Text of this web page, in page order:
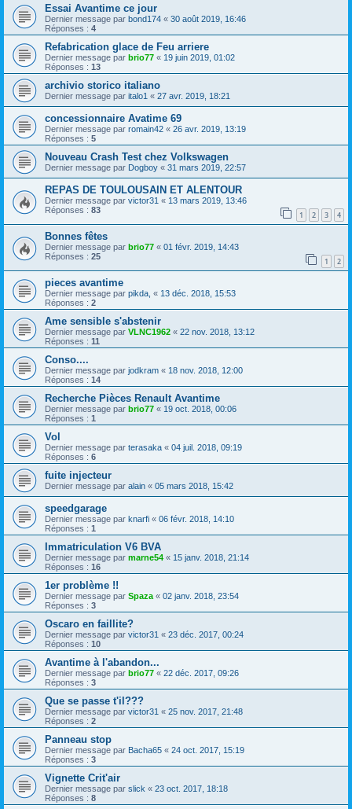
Essai Avantime ce jour
Dernier message par bond174 « 30 août 2019, 16:46
Réponses : 4
Refabrication glace de Feu arriere
Dernier message par brio77 « 19 juin 2019, 01:02
Réponses : 13
archivio storico italiano
Dernier message par italo1 « 27 avr. 2019, 18:21
concessionnaire Avatime 69
Dernier message par romain42 « 26 avr. 2019, 13:19
Réponses : 5
Nouveau Crash Test chez Volkswagen
Dernier message par Dogboy « 31 mars 2019, 22:57
REPAS DE TOULOUSAIN ET ALENTOUR
Dernier message par victor31 « 13 mars 2019, 13:46
Réponses : 83 1 2 3 4
Bonnes fêtes
Dernier message par brio77 « 01 févr. 2019, 14:43
Réponses : 25 1 2
pieces avantime
Dernier message par pikda, « 13 déc. 2018, 15:53
Réponses : 2
Ame sensible s'abstenir
Dernier message par VLNC1962 « 22 nov. 2018, 13:12
Réponses : 11
Conso....
Dernier message par jodkram « 18 nov. 2018, 12:00
Réponses : 14
Recherche Pièces Renault Avantime
Dernier message par brio77 « 19 oct. 2018, 00:06
Réponses : 1
Vol
Dernier message par terasaka « 04 juil. 2018, 09:19
Réponses : 6
fuite injecteur
Dernier message par alain « 05 mars 2018, 15:42
speedgarage
Dernier message par knarfi « 06 févr. 2018, 14:10
Réponses : 1
Immatriculation V6 BVA
Dernier message par marne54 « 15 janv. 2018, 21:14
Réponses : 16
1er problème !!
Dernier message par Spaza « 02 janv. 2018, 23:54
Réponses : 3
Oscaro en faillite?
Dernier message par victor31 « 23 déc. 2017, 00:24
Réponses : 10
Avantime à l'abandon...
Dernier message par brio77 « 22 déc. 2017, 09:26
Réponses : 3
Que se passe t'il???
Dernier message par victor31 « 25 nov. 2017, 21:48
Réponses : 2
Panneau stop
Dernier message par Bacha65 « 24 oct. 2017, 15:19
Réponses : 3
Vignette Crit'air
Dernier message par slick « 23 oct. 2017, 18:18
Réponses : 8